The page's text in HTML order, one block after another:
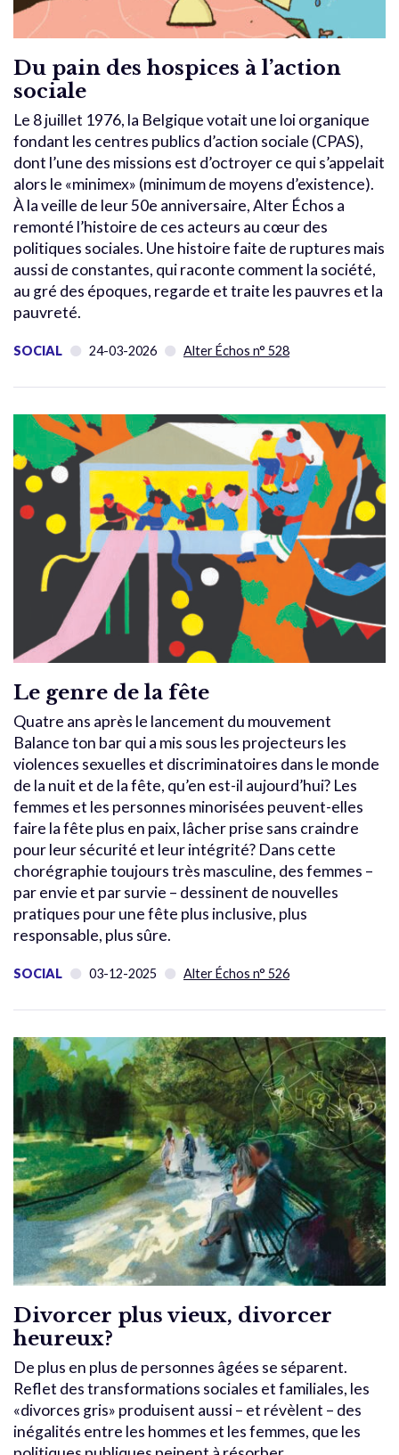
Du pain des hospices à l’action
sociale
Le 8 juillet 1976, la Belgique votait une loi organique
fondant les centres publics d’action sociale (CPAS),
dont l’une des missions est d’octroyer ce qui s’appelait
alors le «minimex» (minimum de moyens d’existence).
À la veille de leur 50e anniversaire, Alter Échos a
remonté l’histoire de ces acteurs au cœur des
politiques sociales. Une histoire faite de ruptures mais
aussi de constantes, qui raconte comment la société,
au gré des époques, regarde et traite les pauvres et la
pauvreté.
SOCIAL 24-03-2026 Alter Échos n° 528
Le genre de la fête
Quatre ans après le lancement du mouvement
Balance ton bar qui a mis sous les projecteurs les
violences sexuelles et discriminatoires dans le monde
de la nuit et de la fête, qu’en est-il aujourd’hui? Les
femmes et les personnes minorisées peuvent-elles
faire la fête plus en paix, lâcher prise sans craindre
pour leur sécurité et leur intégrité? Dans cette
chorégraphie toujours très masculine, des femmes –
par envie et par survie – dessinent de nouvelles
pratiques pour une fête plus inclusive, plus
responsable, plus sûre.
SOCIAL 03-12-2025 Alter Échos n° 526
Divorcer plus vieux, divorcer
heureux?
De plus en plus de personnes âgées se séparent.
Reflet des transformations sociales et familiales, les
«divorces gris» produisent aussi – et révèlent – des
inégalités entre les hommes et les femmes, que les